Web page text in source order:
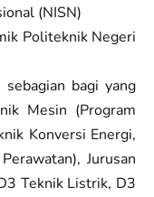
(NISN)
Politeknik Negeri
bagi yang
Mesin (Program
Konversi Energi,
Jurusan
Teknik Listrik, D3